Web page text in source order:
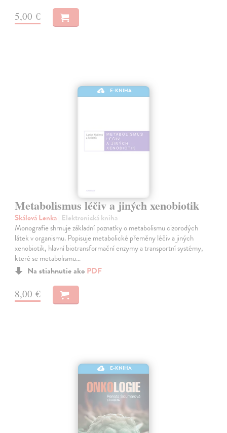
5,00 €
E-KNIHA
Metabolismus léčiv a jiných xenobiotik
Skálová Lenka| Elektronická kniha
Monografie shrnuje základní poznatky o metabolismu cizorodých
látek v organismu. Popisuje metabolické přeměny léčiv a jiných
xenobiotik, hlavní biotransformační enzymy a transportní systémy,
které se metabolismu…
Na stiahnutie ako PDF
8,00 €
E-KNIHA